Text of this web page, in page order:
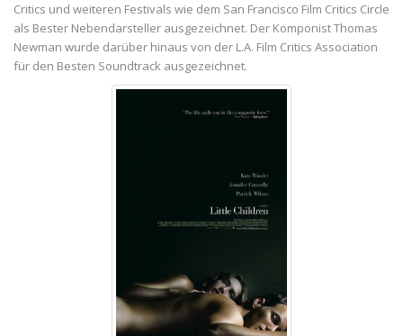
Critics und weiteren Festivals wie dem San Francisco Film Critics Circle
als Bester Nebendarsteller ausgezeichnet. Der Komponist Thomas
Newman wurde darüber hinaus von der L.A. Film Critics Association
für den Besten Soundtrack ausgezeichnet.